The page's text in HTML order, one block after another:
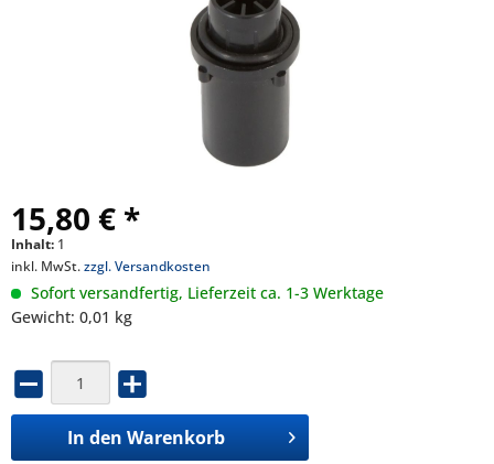
15,80 € *
Inhalt: 1
inkl. MwSt.zzgl. Versandkosten
Sofort versandfertig, Lieferzeit ca. 1-3 Werktage
Gewicht: 0,01 kg
In den Warenkorb